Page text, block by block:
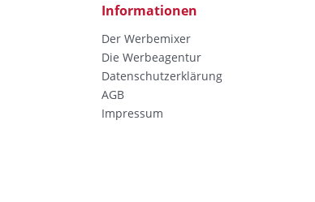
Informationen
Der Werbemixer
Die Werbeagentur
Datenschutzerklärung
AGB
Impressum